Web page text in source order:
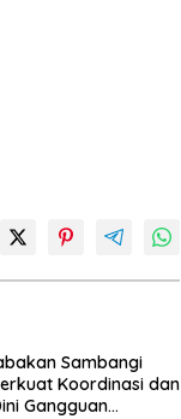
Sambangi
Koordinasi dan
Gangguan